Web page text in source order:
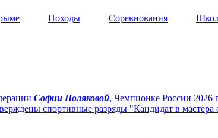
Походы Соревнования
Софии Поляковой, Чемпионке России 2026
спортивные разряды "Кандидат в мастера